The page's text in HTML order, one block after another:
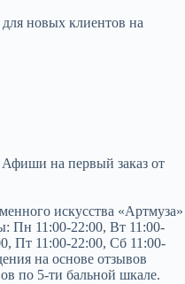
новых клиентов на
на первый заказ от
искусства «Артмуза»
Пн 11:00-22:00, Вт 11:00-
Пт 11:00-22:00, Сб 11:00-
на основе отзывов
по 5-ти бальной шкале.